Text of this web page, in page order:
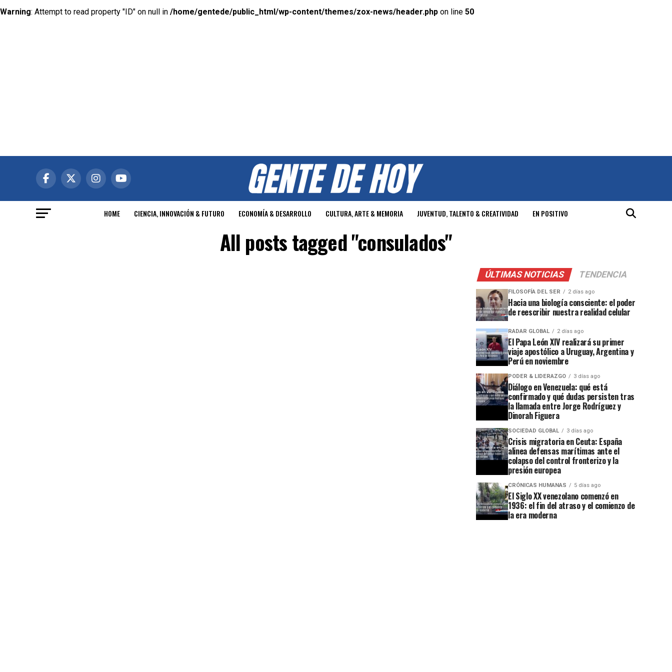
Warning: Attempt to read property "ID" on null in /home/gentede/public_html/wp-content/themes/zox-news/header.php on line 50
HOME CIENCIA, INNOVACIÓN & FUTURO ECONOMÍA & DESARROLLO CULTURA, ARTE & MEMORIA JUVENTUD, TALENTO & CREATIVIDAD EN POSITIVO
All posts tagged "consulados"
ÚLTIMAS NOTICIAS TENDENCIA
FILOSOFÍA DEL SER 2 días ago
Hacia una biología consciente: el poder
de reescribir nuestra realidad celular
RADAR GLOBAL 2 días ago
El Papa León XIV realizará su primer
viaje apostólico a Uruguay, Argentina y
Perú en noviembre
PODER & LIDERAZGO 3 días ago
Diálogo en Venezuela: qué está
confirmado y qué dudas persisten tras
la llamada entre Jorge Rodríguez y
Dinorah Figuera
SOCIEDAD GLOBAL 3 días ago
Crisis migratoria en Ceuta: España
alinea defensas marítimas ante el
colapso del control fronterizo y la
presión europea
CRÓNICAS HUMANAS 5 días ago
El Siglo XX venezolano comenzó en
1936: el fin del atraso y el comienzo de
la era moderna